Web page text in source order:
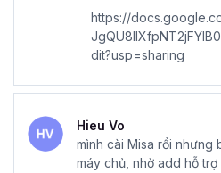
https://
dit?usp=sharing
Hieu Vo
mình cài Misa rồi nhưng
máy chủ, nhờ add hỗ